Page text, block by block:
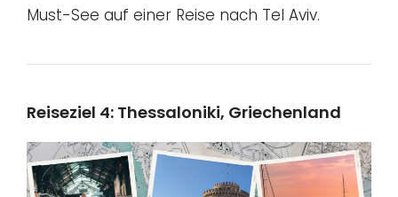
Must-See auf einer Reise nach Tel Aviv.
Reiseziel 4: Thessaloniki, Griechenland